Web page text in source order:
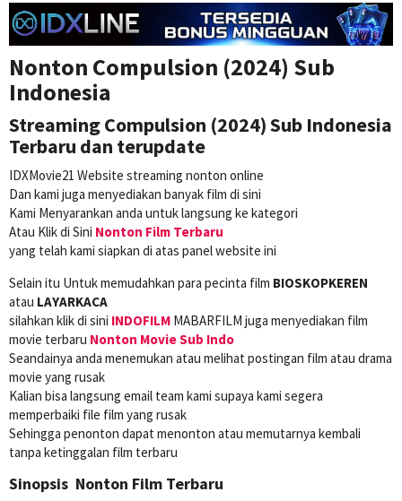
Nonton Compulsion (2024) Sub
Indonesia
Streaming Compulsion (2024) Sub Indonesia
Terbaru dan terupdate
IDXMovie21 Website streaming nonton online
Dan kami juga menyediakan banyak film di sini
Kami Menyarankan anda untuk langsung ke kategori
Atau Klik di Sini Nonton Film Terbaru
yang telah kami siapkan di atas panel website ini
Selain itu Untuk memudahkan para pecinta film BIOSKOPKEREN
atau LAYARKACA
silahkan klik di sini INDOFILM MABARFILM juga menyediakan film
movie terbaru Nonton Movie Sub Indo
Seandainya anda menemukan atau melihat postingan film atau drama
movie yang rusak
Kalian bisa langsung email team kami supaya kami segera
memperbaiki file film yang rusak
Sehingga penonton dapat menonton atau memutarnya kembali
tanpa ketinggalan film terbaru
Sinopsis Nonton Film Terbaru